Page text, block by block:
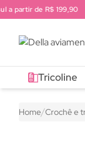
Frete grátis região
de R$ 199,90
Tricoline
Home Crochê e